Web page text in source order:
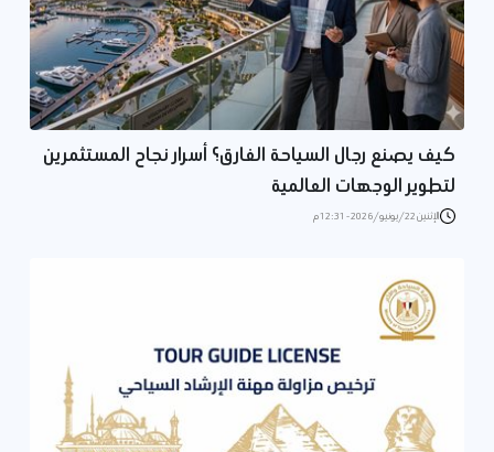
كيف يصنع رجال السياحة الفارق؟ أسرار نجاح المستثمرين
لتطوير الوجهات العالمية
الإثنين 22/يونيو/2026 - 12:31 م